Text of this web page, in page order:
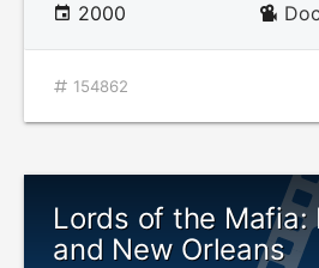
2000
154862
Lords of the Mafia:
and New Orleans